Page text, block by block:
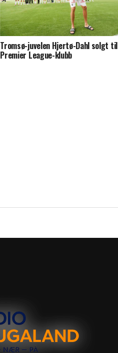
Tromsø-juvelen Hjertø-Dahl solgt til
Premier League-klubb